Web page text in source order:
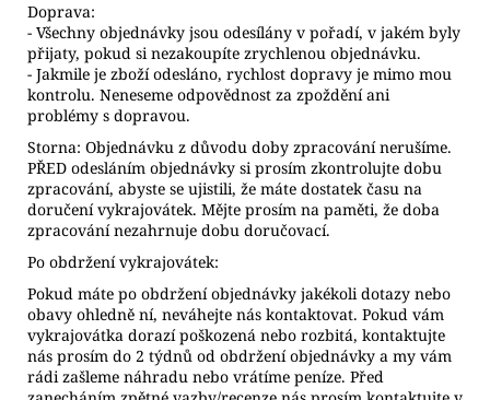
Doprava:
- Všechny objednávky jsou odesílány v pořadí, v jakém byly
přijaty, pokud si nezakoupíte zrychlenou objednávku.
- Jakmile je zboží odesláno, rychlost dopravy je mimo mou
kontrolu. Neneseme odpovědnost za zpoždění ani
problémy s dopravou.
Storna: Objednávku z důvodu doby zpracování nerušíme.
PŘED odesláním objednávky si prosím zkontrolujte dobu
zpracování, abyste se ujistili, že máte dostatek času na
doručení vykrajovátek. Mějte prosím na paměti, že doba
zpracování nezahrnuje dobu doručovací.
Po obdržení vykrajovátek:
Pokud máte po obdržení objednávky jakékoli dotazy nebo
obavy ohledně ní, neváhejte nás kontaktovat. Pokud vám
vykrajovátka dorazí poškozená nebo rozbitá, kontaktujte
nás prosím do 2 týdnů od obdržení objednávky a my vám
rádi zašleme náhradu nebo vrátíme peníze. Před